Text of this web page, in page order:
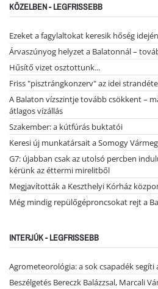
KÖZELBEN - LEGFRISSEBB
Ezeket a fagylaltokat keresik hőség
Árvaszúnyog helyzet a Balatonnál –
Hűsítő vizet osztottunk...
Friss "pisztrángkonzerv" az idei
A Balaton vízszintje tovább csökkent –
átlagos vízállás
Szakember: a kútfúrás buktatói
Keresi új munkatársait a Somogy
G7: újabban csak az utolsó percben
kérünk az éttermi mirelitből
Megjavították a Keszthelyi Kórház
Még mindig repülőgéproncsokat rejt a
INTERJÚK - LEGFRISSEBB
Agrometeorológia: a sok csapadék
Beszélgetés Bereczk Balázzsal, Marcali